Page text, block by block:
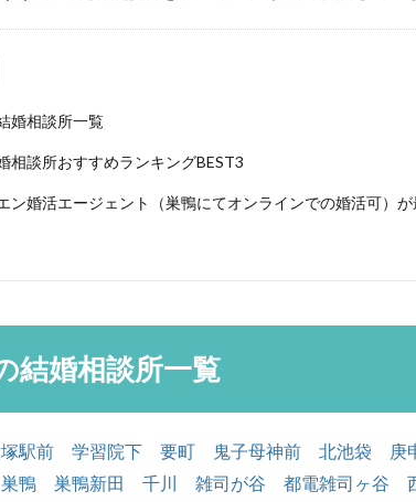
婚相談所一覧
相談所おすすめランキングBEST3
ン婚活エージェント（巣鴨にてオンラインでの婚活可）が
結婚相談所一覧
駅前 学習院下 要町 鬼子母神前 北池袋 庚
巣鴨 巣鴨新田 千川 雑司が谷 都電雑司ヶ谷